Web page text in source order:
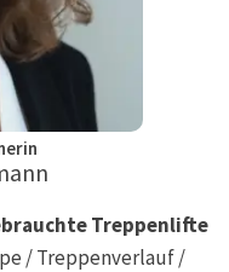
Treppenlifte
/ Treppenverlauf /